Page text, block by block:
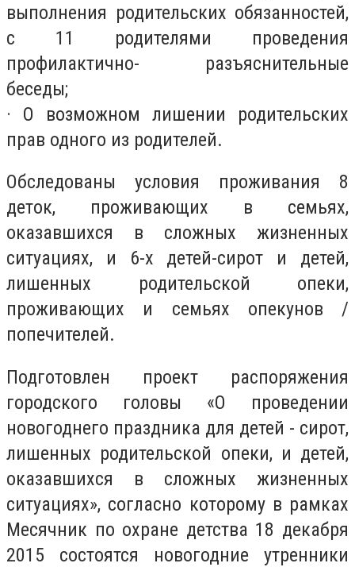
выполнения родительских обязанностей,
с 11 родителями проведения
профилактично- разъяснительные
беседы;
· О возможном лишении родительских
прав одного из родителей.
Обследованы условия проживания 8
деток, проживающих в семьях,
оказавшихся в сложных жизненных
ситуациях, и 6-х детей-сирот и детей,
лишенных родительской опеки,
проживающих и семьях опекунов /
попечителей.
Подготовлен проект распоряжения
городского головы «О проведении
новогоднего праздника для детей - сирот,
лишенных родительской опеки, и детей,
оказавшихся в сложных жизненных
ситуациях», согласно которому в рамках
Месячник по охране детства 18 декабря
2015 состоятся новогодние утренники